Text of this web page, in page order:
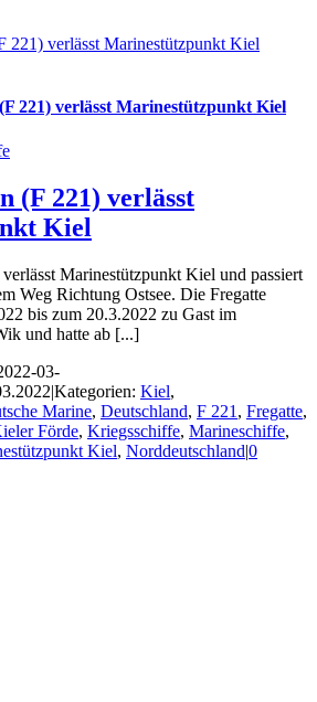
221) verlässt Marinestützpunkt Kiel
221) verlässt Marinestützpunkt Kiel
(F 221) verlässt
Kiel
Marinestützpunkt Kiel und passiert
Weg Richtung Ostsee. Die Fregatte
bis zum 20.3.2022 zu Gast im
und hatte ab [...]
03-
|Kategorien: Kiel,
Marine, Deutschland, F 221 , Fregatte,
Förde, Kriegsschiffe, Marineschiffe,
Kiel, Norddeutschland|0